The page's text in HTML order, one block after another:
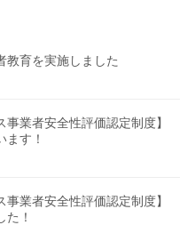
教育を実施しました
業者安全性評価認定制度】
ます！
業者安全性評価認定制度】
た！